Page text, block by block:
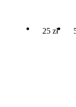
25 zł